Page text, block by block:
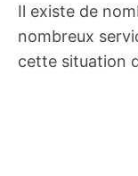
Il existe de
nombreux
cette situation